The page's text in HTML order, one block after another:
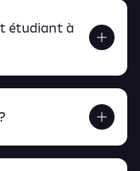
étudiant à
ici !